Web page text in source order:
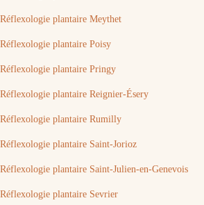
Réflexologie plantaire Meythet
Réflexologie plantaire Poisy
Réflexologie plantaire Pringy
Réflexologie plantaire Reignier-Ésery
Réflexologie plantaire Rumilly
Réflexologie plantaire Saint-Jorioz
Réflexologie plantaire Saint-Julien-en-Genevois
Réflexologie plantaire Sevrier